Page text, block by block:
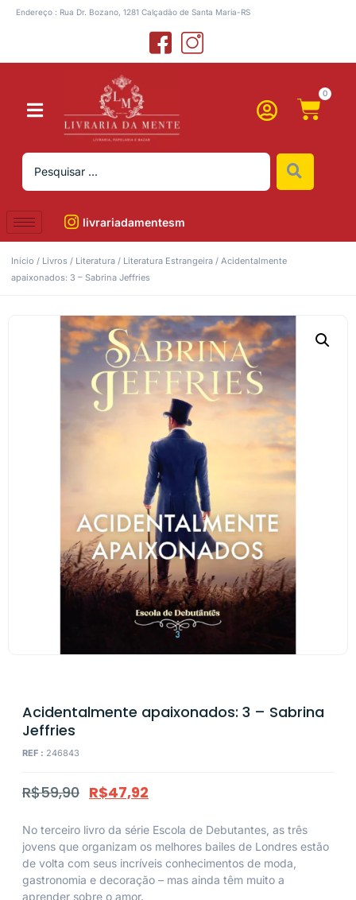
Endereço : Rua Dr. Bozano, 1281 Calçadão de Santa Maria-RS
0
livrariadamentesm
Início / Livros / Literatura / Literatura Estrangeira / Acidentalmente
apaixonados: 3 – Sabrina Jeffries
Acidentalmente apaixonados: 3 – Sabrina
Jeffries
REF : 246843
R$59,90 R$47,92
No terceiro livro da série Escola de Debutantes, as três
jovens que organizam os melhores bailes de Londres estão
de volta com seus incríveis conhecimentos de moda,
gastronomia e decoração – mas ainda têm muito a
aprender sobre o amor.